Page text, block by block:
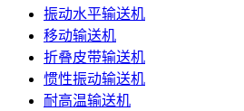
振动水平输送机
移动输送机
折叠皮带输送机
惯性振动输送机
耐高温输送机